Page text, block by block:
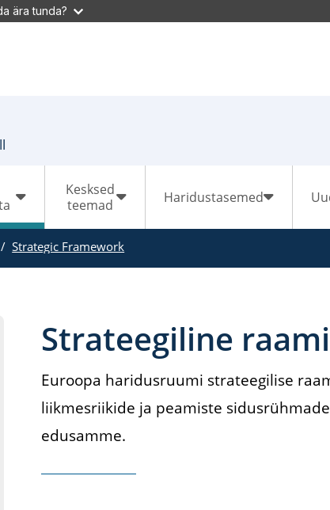
ära tunda?
Kesksed
teemad
Haridustasemed
Strategic Framework
Strateegiline
Euroopa haridusruumi strateegilise
liikmesriikide ja peamiste
edusamme.